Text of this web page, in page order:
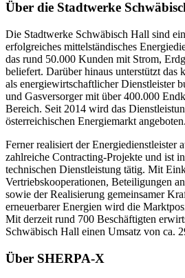
Über die Stadtwerke
Die Stadtwerke Schwäbisch Hall sind
erfolgreiches mittelständisches
das rund 50.000 Kunden mit Strom,
beliefert. Darüber hinaus unterstützt das
als energiewirtschaftlicher Dienstleister
und Gasversorger mit über 400.000
Bereich. Seit 2014 wird das
österreichischen Energiemarkt angeboten.
Ferner realisiert der Energiedienstleister
zahlreiche Contracting-Projekte und ist
technischen Dienstleistung tätig. Mit
Vertriebskooperationen, Beteiligungen
sowie der Realisierung gemeinsamer
erneuerbarer Energien wird die
Mit derzeit rund 700 Beschäftigten
Schwäbisch Hall einen Umsatz von ca.
Über SHERPA-X